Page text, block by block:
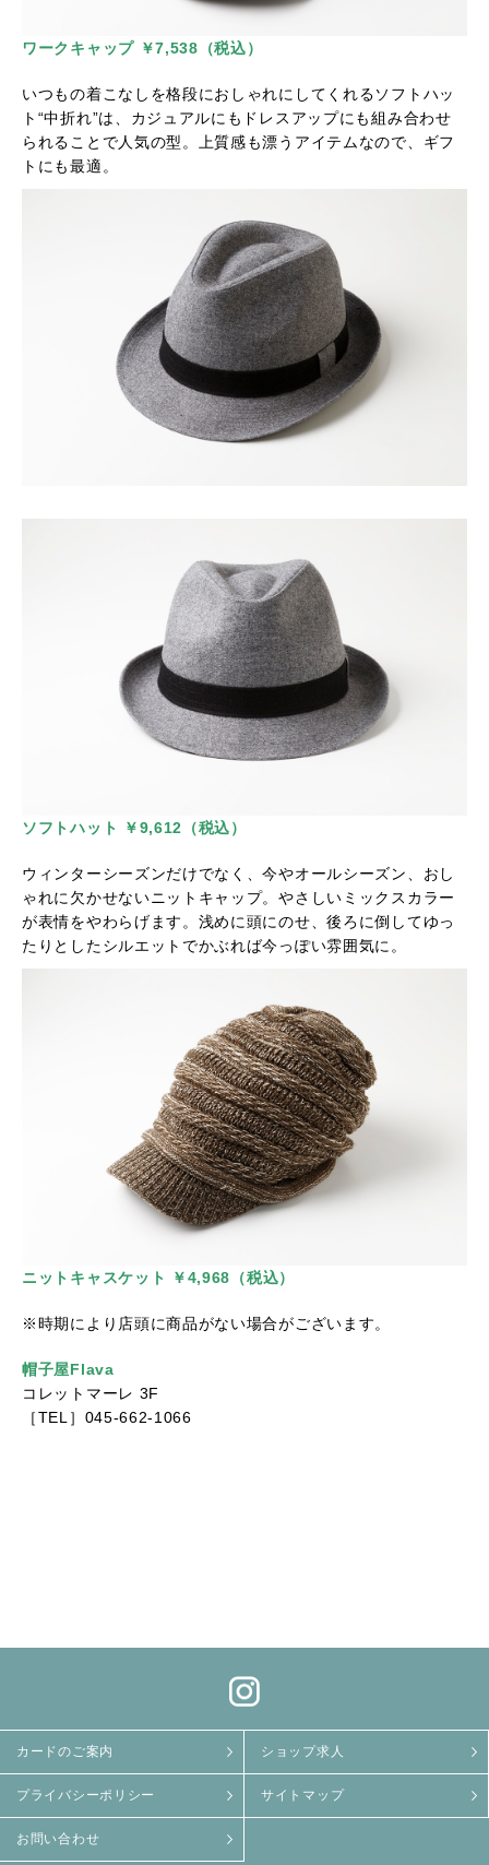
ワークキャップ ￥7,538（税込）
いつもの着こなしを格段におしゃれにしてくれるソフトハッ
ト“中折れ”は、カジュアルにもドレスアップにも組み合わせ
られることで人気の型。上質感も漂うアイテムなので、ギフ
トにも最適。
ソフトハット ￥9,612（税込）
ウィンターシーズンだけでなく、今やオールシーズン、おし
ゃれに欠かせないニットキャップ。やさしいミックスカラー
が表情をやわらげます。浅めに頭にのせ、後ろに倒してゆっ
たりとしたシルエットでかぶれば今っぽい雰囲気に。
ニットキャスケット ￥4,968（税込）
※時期により店頭に商品がない場合がございます。
帽子屋Flava
コレットマーレ 3F
［TEL］045-662-1066
カードのご案内 ショップ求人
プライバシーポリシー サイトマップ
お問い合わせ